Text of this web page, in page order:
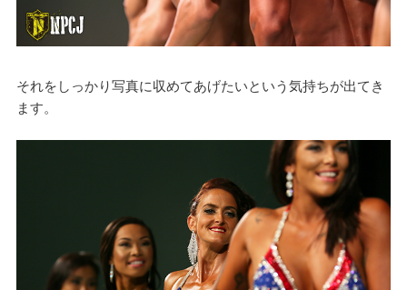
それをしっかり写真に収めてあげたいという気持ちが出てき
ます。